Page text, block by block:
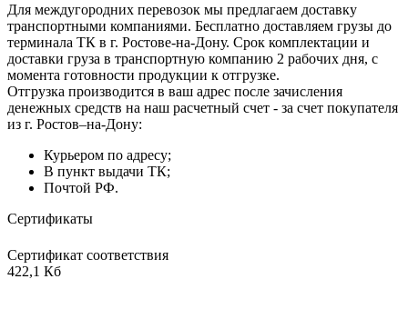
Для междугородних перевозок мы предлагаем доставку
транспортными компаниями. Бесплатно доставляем грузы до
терминала ТК в г. Ростове-на-Дону. Срок комплектации и
доставки груза в транспортную компанию 2 рабочих дня, с
момента готовности продукции к отгрузке.
Отгрузка производится в ваш адрес после зачисления
денежных средств на наш расчетный счет - за счет покупателя
из г. Ростов–на-Дону:
Курьером по адресу;
В пункт выдачи ТК;
Почтой РФ.
Сертификаты
Сертификат соответствия
422,1 Кб